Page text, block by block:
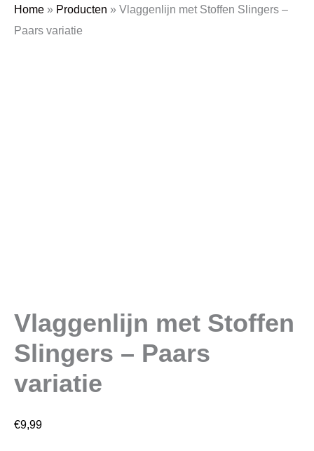
Home » Producten » Vlaggenlijn met Stoffen Slingers –
Paars variatie
Vlaggenlijn met Stoffen
Slingers – Paars
variatie
€9,99
Vlaggenlijn
Stoffen